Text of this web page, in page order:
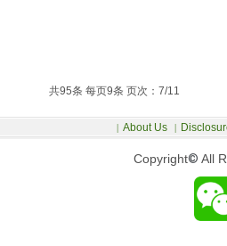
共95条 每页9条 页次：7/11
Copyright© All
| About Us |